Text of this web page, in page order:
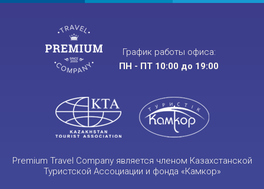
График работы офиса:
ПН - ПТ 10:00 до 19:00
Premium Travel Company является членом Казахстанской
Туристской Ассоциации и фонда «Камкор»